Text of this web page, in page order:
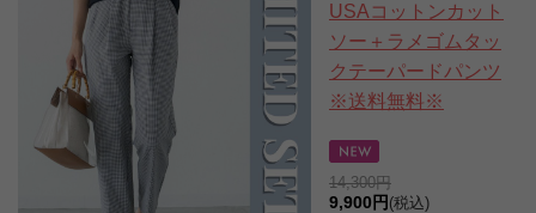
USAコットンカット
ソー＋ラメゴムタッ
クテーパードパンツ
※送料無料※
14,300円
9,900円 (税込)